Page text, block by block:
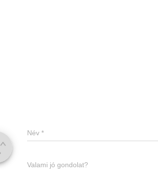
Név *
Valami jó gondolat?